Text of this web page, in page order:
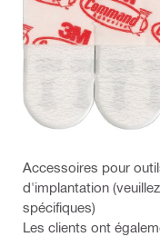
Accessoires pour
d'implantation
spécifiques)
Les clients ont